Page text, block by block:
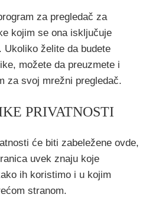
za pregledač za
kojim se ona isključuje
Ukoliko želite da budete
možete da preuzmete i
za svoj mrežni pregledač.
PRIVATNOSTI
će biti zabeležene ovde,
uvek znaju koje
ih koristimo i u kojim
stranom.